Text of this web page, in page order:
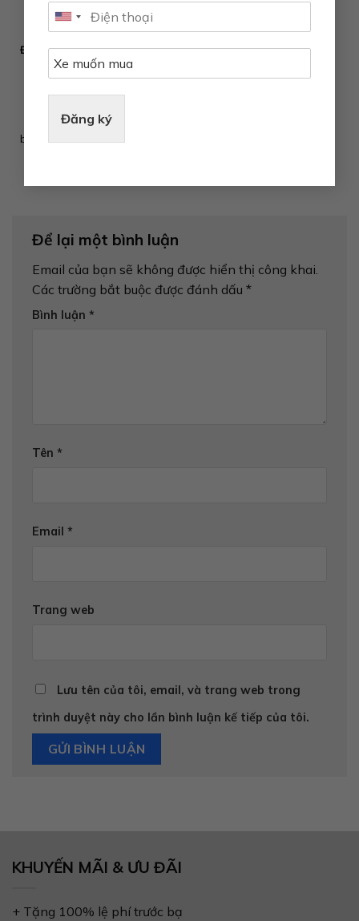
Đăng ký
PLUS, CHỈ TỪ
1,2 TRIỆU
ĐỒNG/THÁNG
Nhằm tri ân
niệm một năm
bàn giao những
Los Angeles,
ngày
VinFast Auto
Để lại một bình luận
Email của bạn sẽ không được hiển thị công khai.
Các trường bắt buộc được đánh dấu *
Bình luận *
Tên *
Email *
Trang web
Lưu tên của tôi, email, và trang web trong
trình duyệt này cho lần bình luận kế tiếp của tôi.
KHUYẾN MÃI & ƯU ĐÃI
+ Tặng 100% lệ phí trước bạ